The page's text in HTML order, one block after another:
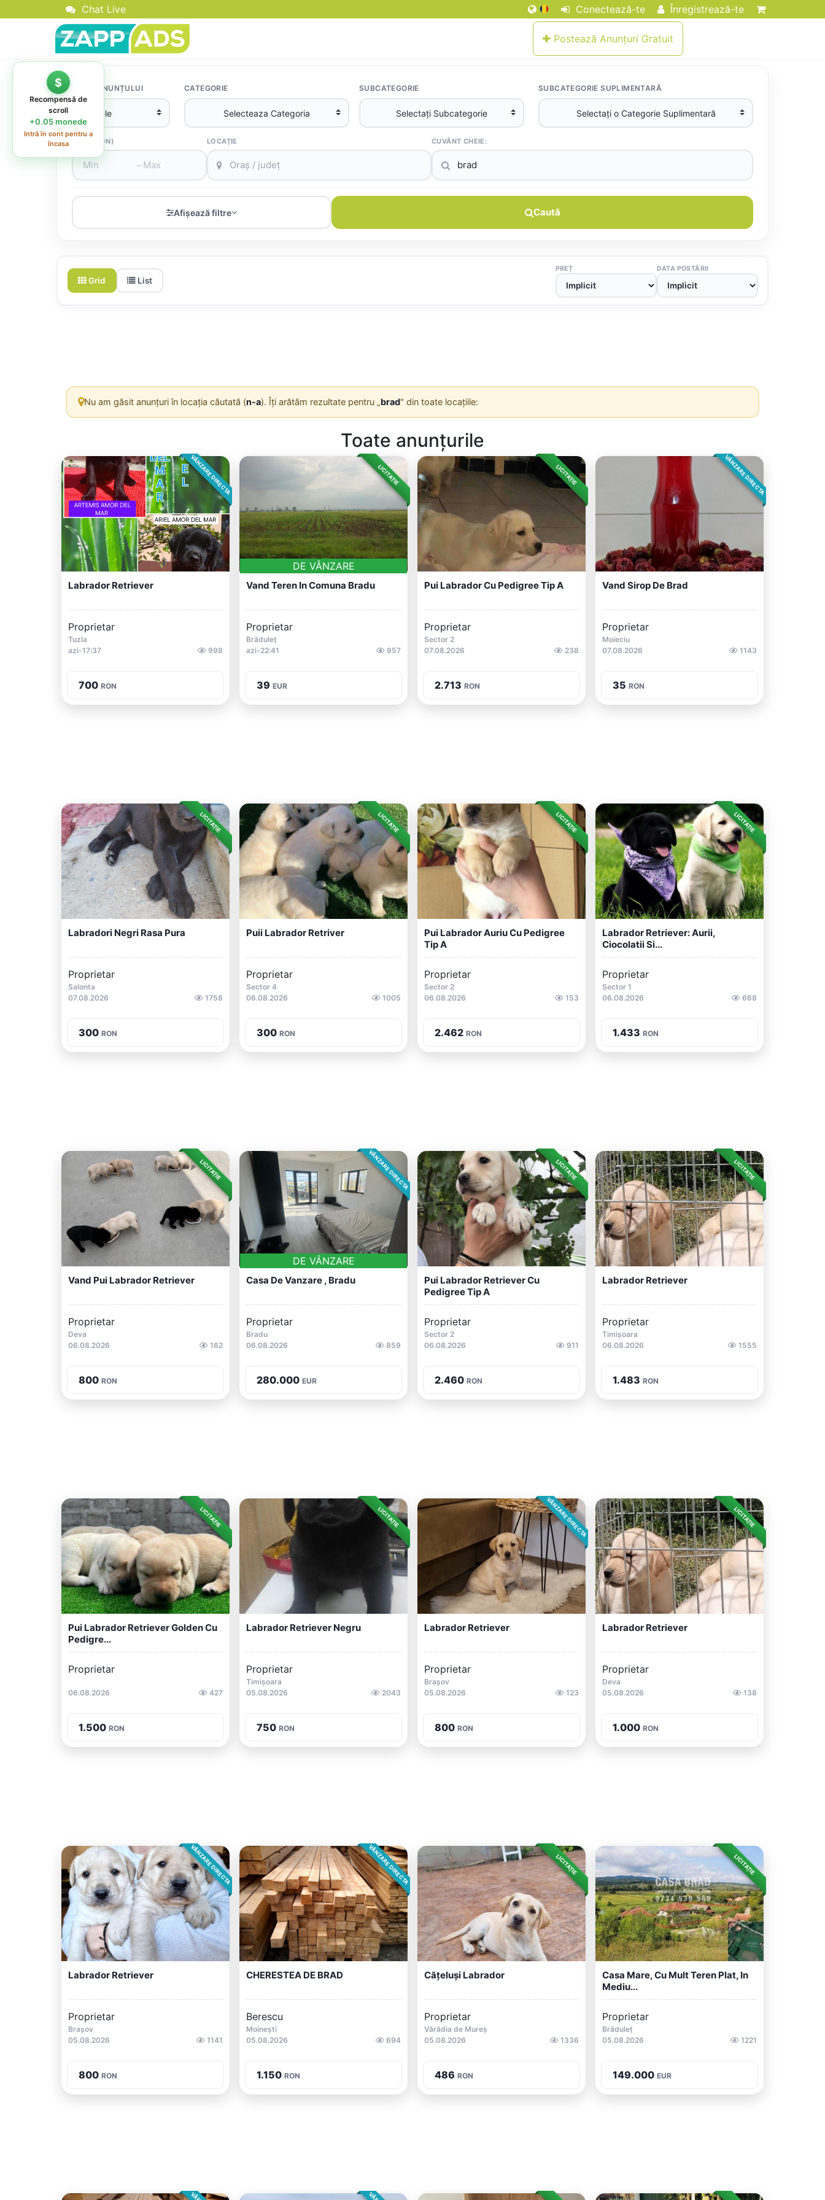
Chat Live Conectează-te Înregistrează-te
Postează Anunțuri Gratuit
TIPUL ANUNȚULUI CATEGORIE SUBCATEGORIE SUBCATEGORIE SUPLIMENTARĂ
PREȚ (RON)
–
LOCAȚIE CUVÂNT CHEIE:
Afișează filtre Caută
Grid List
PREȚ DATA POSTĂRII
Nu am găsit anunțuri în locația căutată (n-a). Îți arătăm rezultate pentru „brad" din toate locațiile:
Toate anunțurile
VÂNZARE DIRECTA
Labrador Retriever
Proprietar
Tuzla
azi-17:37
998
700 RON
LICITAȚIE
DE VÂNZARE
Vand Teren In Comuna Bradu
Proprietar
Brăduleț
azi-22:41
957
39 EUR
LICITAȚIE
Pui Labrador Cu Pedigree Tip A
Proprietar
Sector 2
07.08.2026
238
2.713 RON
VÂNZARE DIRECTA
Vand Sirop De Brad
Proprietar
Moieciu
07.08.2026
1143
35 RON
LICITAȚIE
Labradori Negri Rasa Pura
Proprietar
Salonta
07.08.2026
1758
300 RON
LICITAȚIE
Puii Labrador Retriver
Proprietar
Sector 4
06.08.2026
1005
300 RON
LICITAȚIE
Pui Labrador Auriu Cu Pedigree
Tip A
Proprietar
Sector 2
06.08.2026
153
2.462 RON
LICITAȚIE
Labrador Retriever: Aurii,
Ciocolatii Si...
Proprietar
Sector 1
06.08.2026
668
1.433 RON
LICITAȚIE
Vand Pui Labrador Retriever
Proprietar
Deva
06.08.2026
162
800 RON
VÂNZARE DIRECTA
DE VÂNZARE
Casa De Vanzare , Bradu
Proprietar
Bradu
06.08.2026
859
280.000 EUR
LICITAȚIE
Pui Labrador Retriever Cu
Pedigree Tip A
Proprietar
Sector 2
06.08.2026
911
2.460 RON
LICITAȚIE
Labrador Retriever
Proprietar
Timișoara
06.08.2026
1555
1.483 RON
LICITAȚIE
Pui Labrador Retriever Golden Cu
Pedigre...
Proprietar
06.08.2026 427
1.500 RON
LICITAȚIE
Labrador Retriever Negru
Proprietar
Timișoara
05.08.2026
2043
750 RON
VÂNZARE DIRECTA
Labrador Retriever
Proprietar
Brașov
05.08.2026
123
800 RON
LICITAȚIE
Labrador Retriever
Proprietar
Deva
05.08.2026
138
1.000 RON
VÂNZARE DIRECTA
Labrador Retriever
Proprietar
Brașov
05.08.2026
1141
800 RON
VÂNZARE DIRECTA
CHERESTEA DE BRAD
Berescu
Moinești
05.08.2026
694
1.150 RON
LICITAȚIE
Cățeluși Labrador
Proprietar
Vărădia de Mureș
05.08.2026
1336
486 RON
LICITAȚIE
Casa Mare, Cu Mult Teren Plat, In
Mediu...
Proprietar
Brăduleț
05.08.2026
1221
149.000 EUR